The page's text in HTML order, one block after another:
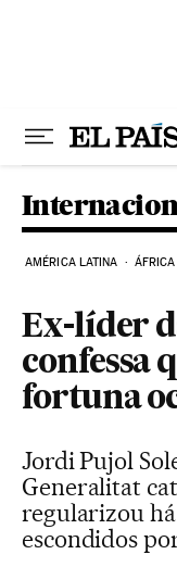
AMÉRICA LATINA ÁFRICA
Ex-líder
confessa
fortuna
Jordi Pujol
Generalitat
regularizou há
escondidos